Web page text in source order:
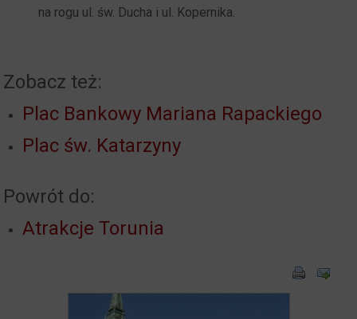
na rogu ul. św. Ducha i ul. Kopernika.
Zobacz też:
Plac Bankowy Mariana Rapackiego
Plac św. Katarzyny
Powrót do:
Atrakcje Torunia